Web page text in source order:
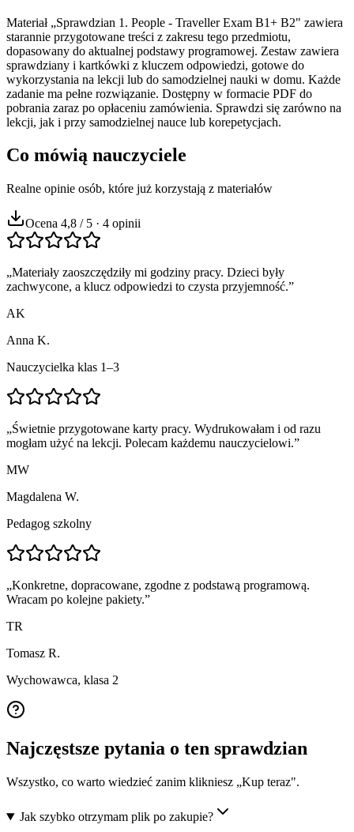
Materiał „Sprawdzian 1. People - Traveller Exam B1+ B2" zawiera
starannie przygotowane treści z zakresu tego przedmiotu,
dopasowany do aktualnej podstawy programowej. Zestaw zawiera
sprawdziany i kartkówki z kluczem odpowiedzi, gotowe do
wykorzystania na lekcji lub do samodzielnej nauki w domu. Każde
zadanie ma pełne rozwiązanie. Dostępny w formacie PDF do
pobrania zaraz po opłaceniu zamówienia. Sprawdzi się zarówno na
lekcji, jak i przy samodzielnej nauce lub korepetycjach.
Co mówią nauczyciele
Realne opinie osób, które już korzystają z materiałów
Ocena 4,8 / 5 · 4 opinii
„Materiały zaoszczędziły mi godziny pracy. Dzieci były
zachwycone, a klucz odpowiedzi to czysta przyjemność.”
AK
Anna K.
Nauczycielka klas 1–3
„Świetnie przygotowane karty pracy. Wydrukowałam i od razu
mogłam użyć na lekcji. Polecam każdemu nauczycielowi.”
MW
Magdalena W.
Pedagog szkolny
„Konkretne, dopracowane, zgodne z podstawą programową.
Wracam po kolejne pakiety.”
TR
Tomasz R.
Wychowawca, klasa 2
Najczęstsze pytania o ten sprawdzian
Wszystko, co warto wiedzieć zanim klikniesz „Kup teraz".
Jak szybko otrzymam plik po zakupie?